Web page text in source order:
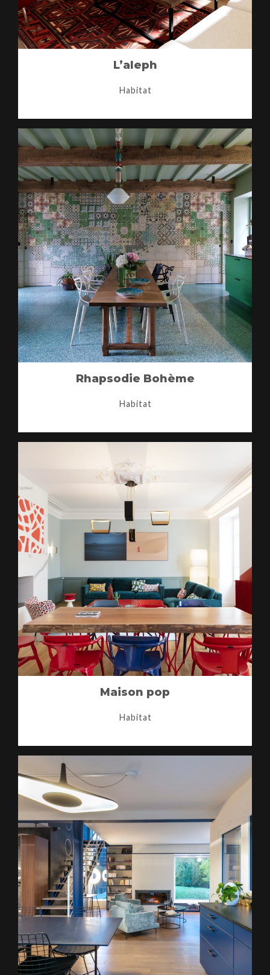
L’aleph
Habitat
Rhapsodie Bohème
Habitat
Maison pop
Habitat